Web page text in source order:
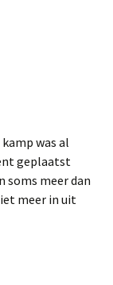
was al
geplaatst
soms meer dan
meer in uit